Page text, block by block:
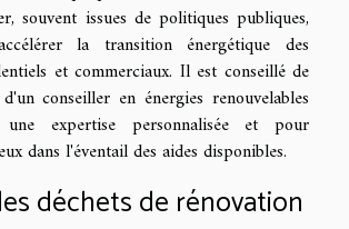
souvent issues de politiques publiques,
la transition énergétique des
et commerciaux. Il est conseillé de
conseiller en énergies renouvelables
expertise personnalisée et pour
dans l'éventail des aides disponibles.
déchets de rénovation